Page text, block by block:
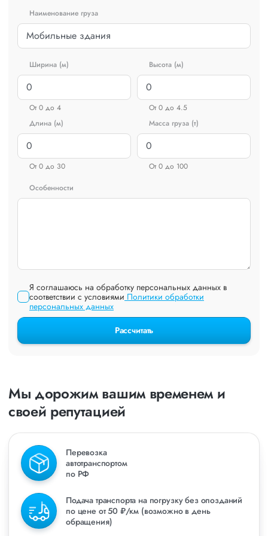
Наименование груза
Ширина (м)
От 0 до 4
Высота (м)
От 0 до 4.5
Длина (м)
От 0 до 30
Масса груза (т)
От 0 до 100
Особенности
Я соглашаюсь на обработку персональных данных в
соответствии с условиями Политики обработки
персональных данных
Рассчитать
Мы дорожим вашим временем и
своей репутацией
Перевозка
автотранспортом
по РФ
Подача транспорта на погрузку без опозданий
по цене от 50 ₽/км (возможно в день
обращения)